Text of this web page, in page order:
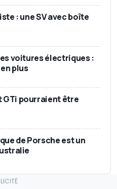
: une SV avec boîte
voitures électriques :
plus
GTi pourraient être
de Porsche est un